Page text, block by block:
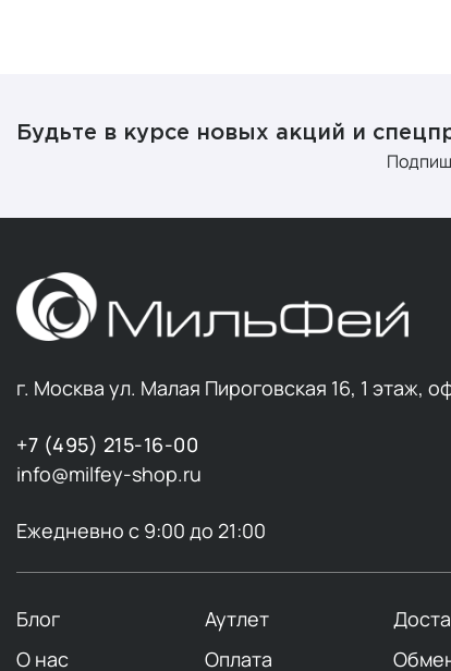
Будьте в курсе новых акций и
г. Москва ул. Малая Пироговская 16, 1 этаж,
+7 (495) 215-16-00
info@milfey-shop.ru
Ежедневно с 9:00 до 21:00
Блог Аутлет
О нас
Оплата